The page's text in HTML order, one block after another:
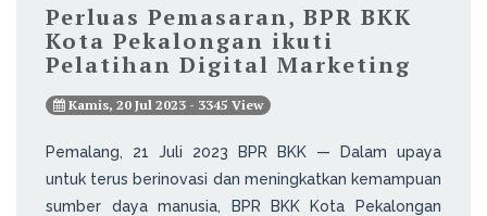
Perluas Pemasaran, BPR BKK
Kota Pekalongan ikuti
Pelatihan Digital Marketing
Kamis, 20 Jul 2023 - 3345 View
Pemalang, 21 Juli 2023 BPR BKK — Dalam upaya
untuk terus berinovasi dan meningkatkan kemampuan
sumber daya manusia, BPR BKK Kota Pekalongan